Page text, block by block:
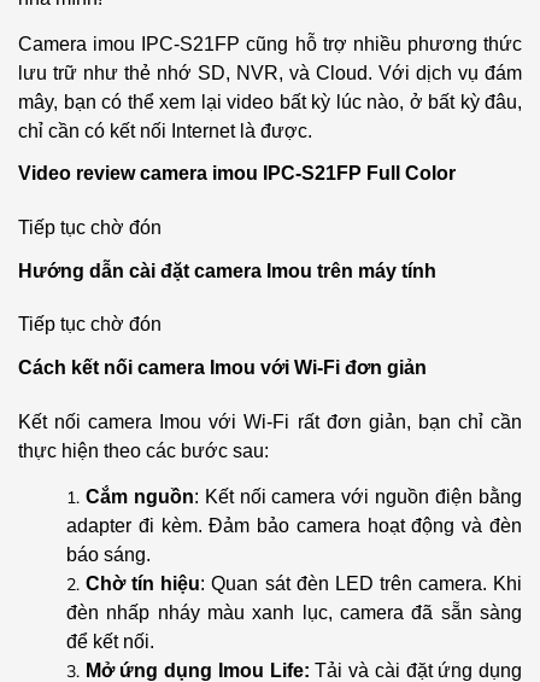
Camera imou IPC-S21FP cũng hỗ trợ nhiều phương thức
lưu trữ như thẻ nhớ SD, NVR, và Cloud. Với dịch vụ đám
mây, bạn có thể xem lại video bất kỳ lúc nào, ở bất kỳ đâu,
chỉ cần có kết nối Internet là được.
Video review camera imou IPC-S21FP Full Color
Tiếp tục chờ đón
Hướng dẫn cài đặt camera Imou trên máy tính
Tiếp tục chờ đón
Cách kết nối camera Imou với Wi-Fi đơn giản
Kết nối camera Imou với Wi-Fi rất đơn giản, bạn chỉ cần
thực hiện theo các bước sau:
Cắm nguồn: Kết nối camera với nguồn điện bằng
adapter đi kèm. Đảm bảo camera hoạt động và đèn
báo sáng.
Chờ tín hiệu: Quan sát đèn LED trên camera. Khi
đèn nhấp nháy màu xanh lục, camera đã sẵn sàng
để kết nối.
Mở ứng dụng Imou Life: Tải và cài đặt ứng dụng